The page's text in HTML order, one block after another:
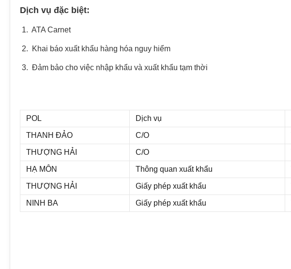
Dịch vụ đặc biệt:
1. ATA Carnet
2. Khai báo xuất khẩu hàng hóa nguy hiểm
3. Đảm bảo cho việc nhập khẩu và xuất khẩu tạm thời
POL Dịch vụ
THANH ĐẢO C/O
THƯỢNG HẢI C/O
HẠ MÔN Thông quan xuất khẩu
THƯỢNG HẢI Giấy phép xuất khẩu
NINH BA Giấy phép xuất khẩu